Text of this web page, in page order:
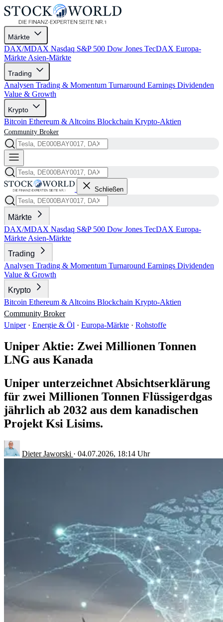
Märkte
DAX/MDAX Nasdaq S&P 500 Dow Jones TecDAX Europa-
Märkte Asien-Märkte
Trading
Analysen Trading & Momentum Turnaround Earnings Dividenden
Value & Growth
Krypto
Bitcoin Ethereum & Altcoins Blockchain Krypto-Aktien
Community Broker
Schließen
Märkte
DAX/MDAX Nasdaq S&P 500 Dow Jones TecDAX Europa-
Märkte Asien-Märkte
Trading
Analysen Trading & Momentum Turnaround Earnings Dividenden
Value & Growth
Krypto
Bitcoin Ethereum & Altcoins Blockchain Krypto-Aktien
Community Broker
Uniper · Energie & Öl · Europa-Märkte · Rohstoffe
Uniper Aktie: Zwei Millionen Tonnen
LNG aus Kanada
Uniper unterzeichnet Absichtserklärung
für zwei Millionen Tonnen Flüssigerdgas
jährlich ab 2032 aus dem kanadischen
Projekt Ksi Lisims.
Dieter Jaworski · 04.07.2026, 18:14 Uhr